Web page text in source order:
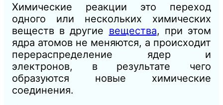
Химические реакции это переход
одного или нескольких химических
веществ в другие вещества, при этом
ядра атомов не меняются, а происходит
перераспределение ядер и
электронов, в результате чего
образуются новые химические
соединения.